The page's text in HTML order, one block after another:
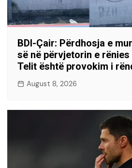
BDI-Çair: Përdhosja e
së në përvjetorin e
Telit është provokim i
August 8, 2026